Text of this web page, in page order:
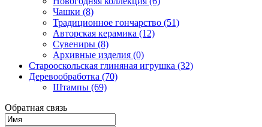
Чашки (8)
Традиционное гончарство (51)
Авторская керамика (12)
Сувениры (8)
Архивные изделия (0)
Старооскольская глиняная игрушка (32)
Деревообработка (70)
Штампы (69)
Обратная связь